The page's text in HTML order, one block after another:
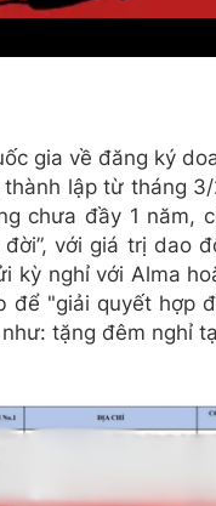
gia về đăng ký
lập từ tháng
chưa đầy 1 năm,
với giá trị dao
kỳ nghỉ với Alma
để "giải quyết
tặng đêm nghỉ